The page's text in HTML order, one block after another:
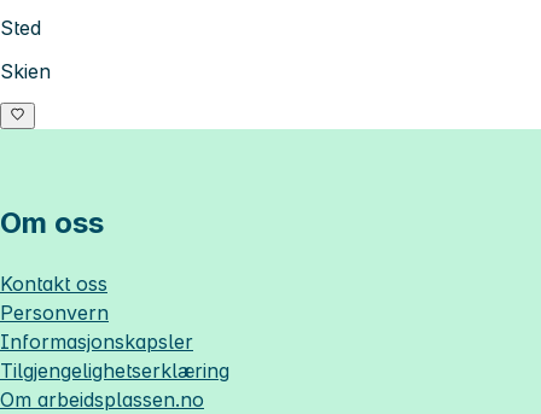
Sted
Skien
Om oss
Kontakt oss
Personvern
Informasjonskapsler
Tilgjengelighetserklæring
Om arbeidsplassen.no